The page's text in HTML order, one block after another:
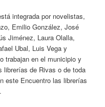
integrada por novelistas,
Emilio González, José
Jiménez, Laura Olalla,
Ubal, Luis Vega y
trabajan en el municipio y
librerías de Rivas o de toda
este Encuentro las librerías